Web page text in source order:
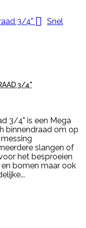

Snel
3/4"
3/4" is een Mega
binnendraad om op
slangen of
het besproeien
bomen maar ook